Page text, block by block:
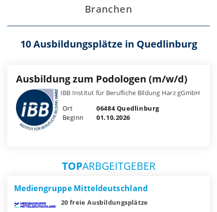
Branchen
10 Ausbildungsplätze in Quedlinburg
Ausbildung zum Podologen (m/w/d)
IBB Institut für Berufliche Bildung Harz gGmbH
Ort
06484 Quedlinburg
Beginn
01.10.2026
TOPARBGEITGEBER
Mediengruppe Mitteldeutschland
20 freie Ausbildungsplätze